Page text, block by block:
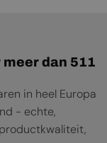
dan 511
in heel Europa
- echte,